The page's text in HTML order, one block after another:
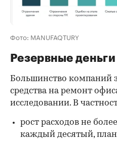
Фото: MANUFAQTURY
Резервные
Большинство компаний
средства на ремонт
исследовании. В
рост расходов не
каждый десятый,